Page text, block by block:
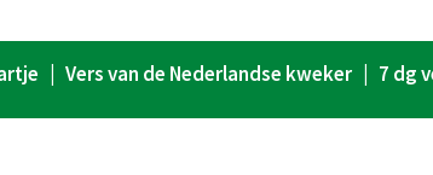
| Vers van de Nederlandse kweker | 7 dg